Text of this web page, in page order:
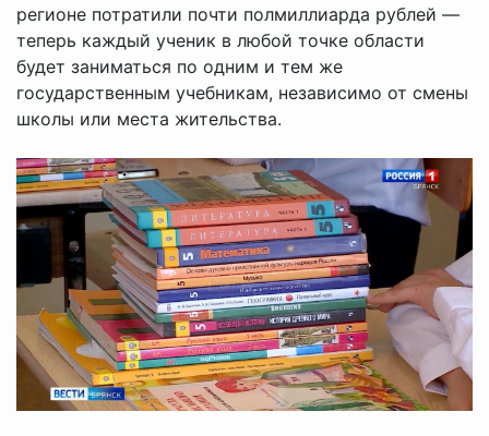
регионе потратили почти полмиллиарда рублей —
теперь каждый ученик в любой точке области
будет заниматься по одним и тем же
государственным учебникам, независимо от смены
школы или места жительства.